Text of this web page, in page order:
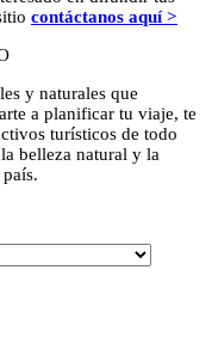
contáctanos aquí >
y naturales que
a planificar tu viaje, te
turísticos de todo
belleza natural y la